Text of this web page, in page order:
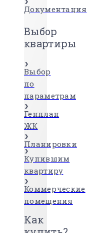
Документация
Выбор
квартиры
Выбор
по
параметрам
Генплан
ЖК
Планировки
Купившим
квартиру
Коммерческие
помещения
Как